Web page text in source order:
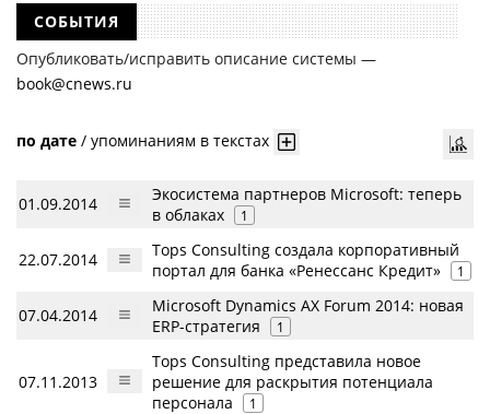
СОБЫТИЯ
Опубликовать/исправить описание системы —
book@cnews.ru
по дате / упоминаниям в текстах
01.09.2014
Экосистема партнеров Microsoft: теперь
в облаках
1
22.07.2014
Tops Consulting создала корпоративный
портал для банка «Ренессанс Кредит»
1
07.04.2014
Microsoft Dynamics AX Forum 2014: новая
ERP-стратегия
1
07.11.2013
Tops Consulting представила новое
решение для раскрытия потенциала
персонала
1